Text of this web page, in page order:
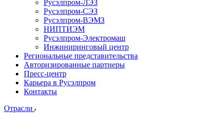
Русэлпром-ЛЭЗ
Русэлпром-СЭЗ
Русэлпром-ВЭМЗ
НИПТИЭМ
Русэлпром-Электромаш
Инжиниринговый центр
Региональные представительства
Авторизированные партнеры
Пресс-центр
Карьера в Русэлпром
Контакты
Отрасли